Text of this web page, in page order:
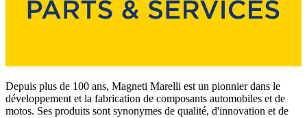
Depuis plus de 100 ans, Magneti Marelli est un pionnier dans le
développement et la fabrication de composants automobiles et de
motos. Ses produits sont synonymes de qualité, d'innovation et de